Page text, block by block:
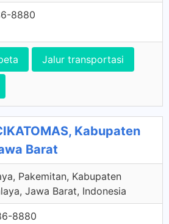
8880
Jalur transportasi
Kabupaten
Barat
Pakemitan, Kabupaten
Jawa Barat, Indonesia
8880